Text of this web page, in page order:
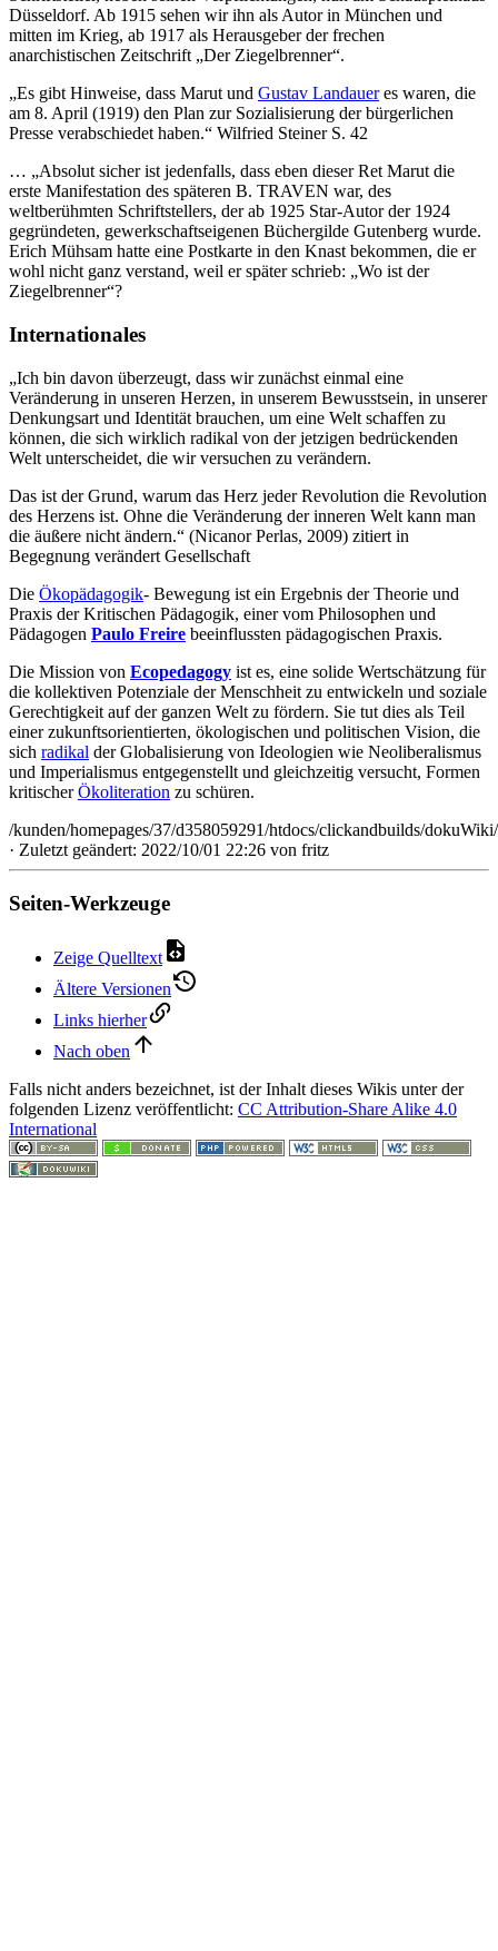
Düsseldorf. Ab 1915 sehen wir ihn als Autor in München und
mitten im Krieg, ab 1917 als Herausgeber der frechen
anarchistischen Zeitschrift „Der Ziegelbrenner“.
„Es gibt Hinweise, dass Marut und Gustav Landaueres waren, die
am 8. April (1919) den Plan zur Sozialisierung der bürgerlichen
Presse verabschiedet haben.“ Wilfried Steiner S. 42
… „Absolut sicher ist jedenfalls, dass eben dieser Ret Marut die
erste Manifestation des späteren B. TRAVEN war, des
weltberühmten Schriftstellers, der ab 1925 Star-Autor der 1924
gegründeten, gewerkschaftseigenen Büchergilde Gutenberg wurde.
Erich Mühsam hatte eine Postkarte in den Knast bekommen, die er
wohl nicht ganz verstand, weil er später schrieb: „Wo ist der
Ziegelbrenner“?
Internationales
„Ich bin davon überzeugt, dass wir zunächst einmal eine
Veränderung in unseren Herzen, in unserem Bewusstsein, in unserer
Denkungsart und Identität brauchen, um eine Welt schaffen zu
können, die sich wirklich radikal von der jetzigen bedrückenden
Welt unterscheidet, die wir versuchen zu verändern.
Das ist der Grund, warum das Herz jeder Revolution die Revolution
des Herzens ist. Ohne die Veränderung der inneren Welt kann man
die äußere nicht ändern.“ (Nicanor Perlas, 2009) zitiert in
Begegnung verändert Gesellschaft
Die Ökopädagogik- Bewegung ist ein Ergebnis der Theorie und
Praxis der Kritischen Pädagogik, einer vom Philosophen und
Pädagogen Paulo Freire beeinflussten pädagogischen Praxis.
Die Mission von Ecopedagogy ist es, eine solide Wertschätzung für
die kollektiven Potenziale der Menschheit zu entwickeln und soziale
Gerechtigkeit auf der ganzen Welt zu fördern. Sie tut dies als Teil
einer zukunftsorientierten, ökologischen und politischen Vision, die
sich radikal der Globalisierung von Ideologien wie Neoliberalismus
und Imperialismus entgegenstellt und gleichzeitig versucht, Formen
kritischerÖkoliteration zu schüren.
/kunden/homepages/37/d358059291/htdocs/clickandbuilds/
· Zuletzt geändert: 2022/10/01 22:26 von fritz
Seiten-Werkzeuge
Zeige Quelltext
Ältere Versionen
Links hierher
Nach oben
Falls nicht anders bezeichnet, ist der Inhalt dieses Wikis unter der
folgenden Lizenz veröffentlicht: CC Attribution-Share Alike 4.0
International